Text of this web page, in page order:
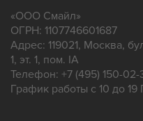
«ООО Смайл»
ОГРН: 1107746601687
Адрес: 119021, Москва,
1, эт. 1, пом. IA
Телефон: +7 (495) 150-02-
График работы с 10 до